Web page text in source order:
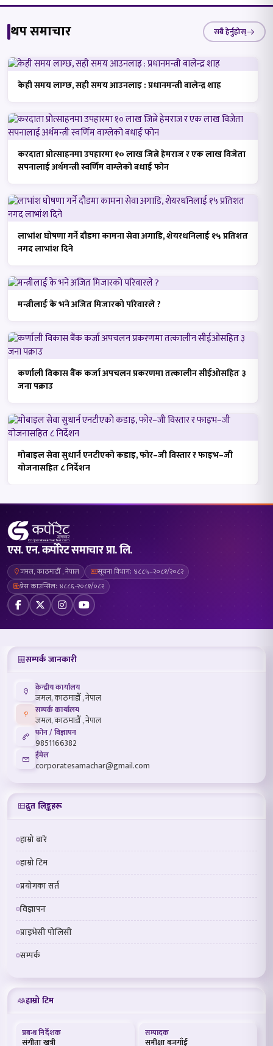
थप समाचार सबै हेर्नुहोस्
केही समय लाग्छ, सही समय आउनलाइ : प्रधानमन्त्री बालेन्द्र शाह
करदाता प्रोत्साहनमा उपहारमा १० लाख जित्ने हेमराज र एक लाख विजेता
सपनालाई अर्थमन्त्री स्वर्णिम वाग्लेको बधाई फोन
लाभांश घोषणा गर्ने दौडमा कामना सेवा अगाडि, शेयरधनिलाई १५ प्रतिशत
नगद लाभांश दिने
मन्त्रीलाई के भने अजित मिजारको परिवारले ?
कर्णाली विकास बैंक कर्जा अपचलन प्रकरणमा तत्कालीन सीईओसहित ३
जना पक्राउ
मोबाइल सेवा सुधार्न एनटीएको कडाइ, फोर–जी विस्तार र फाइभ–जी
योजनासहित ८ निर्देशन
एस. एन. कर्पोरेट समाचार प्रा. लि.
जमल, काठमाडौँ , नेपाल
सूचना विभाग: ४८८५–२०८१/२०८२
प्रेस काउन्सिल: ४८८६-२०८१/०८२
सम्पर्क जानकारी
केन्द्रीय कार्यालय
जमल, काठमाडौँ , नेपाल
सम्पर्क कार्यालय
जमल, काठमाडौँ , नेपाल
फोन / विज्ञापन
9851166382
ईमेल
corporatesamachar@gmail.com
द्रुत लिङ्कहरू
हाम्रो बारे
हाम्रो टिम
प्रयोगका सर्त
विज्ञापन
प्राइभेसी पोलिसी
सम्पर्क
हाम्रो टिम
प्रबन्ध निर्देशक
संगीता खत्री
सम्पादक
समीक्षा बजगाँई